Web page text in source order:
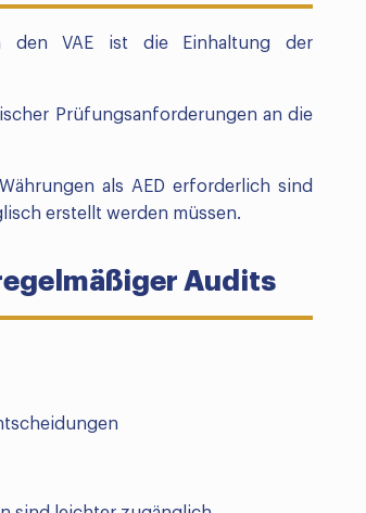
den VAE ist die Einhaltung der
Prüfungsanforderungen an die
als AED erforderlich sind
erstellt werden müssen.
Audits